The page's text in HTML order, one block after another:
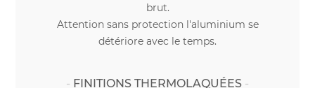
brut.
Attention sans protection l'aluminium se
détériore avec le temps.
FINITIONS THERMOLAQUÉES